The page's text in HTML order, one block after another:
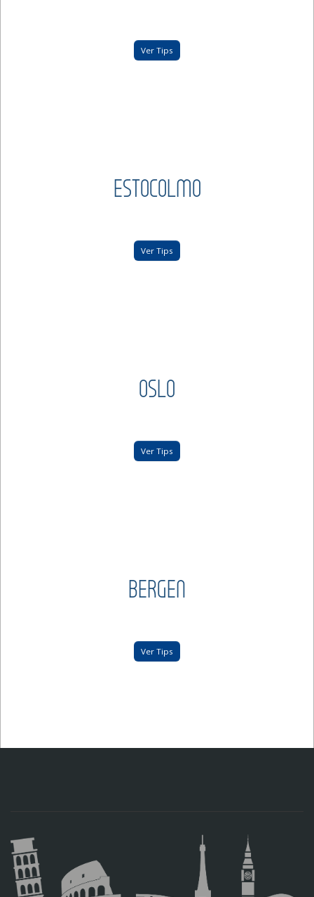
Ver Tips
ESTOCOLMO
Ver Tips
OSLO
Ver Tips
BERGEN
Ver Tips